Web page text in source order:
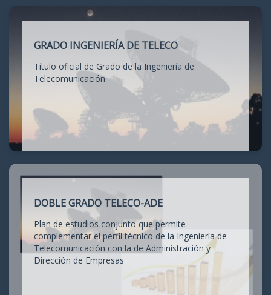
GRADO INGENIERÍA DE TELECO
Título oficial de Grado de la Ingeniería de
Telecomunicación
DOBLE GRADO TELECO-ADE
Plan de estudios conjunto que permite
complementar el perfil técnico de la Ingeniería de
Telecomunicación con la de Administración y
Dirección de Empresas